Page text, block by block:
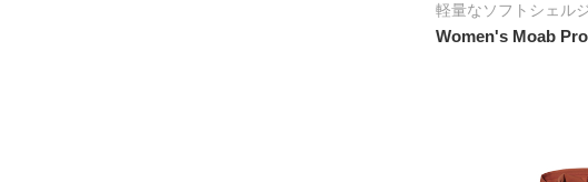
軽量なソフトシェル
Women's Moab